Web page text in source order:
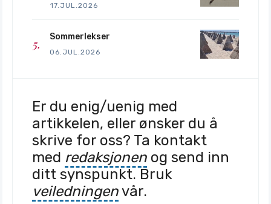
17.JUL.2026
Sommerlekser
06.JUL.2026
Er du enig/uenig med
artikkelen, eller ønsker du å
skrive for oss? Ta kontakt
med redaksjonen og send inn
ditt synspunkt. Bruk
veiledningenvår.